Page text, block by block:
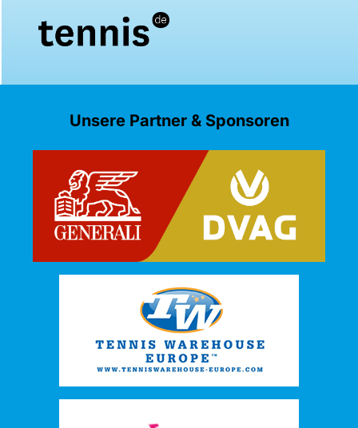
Unsere Partner & Sponsoren